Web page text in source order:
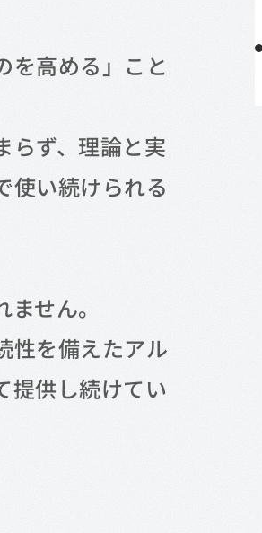
を高める」こと
らず、理論と実
使い続けられる
せん。
性を備えたアル
提供し続けてい